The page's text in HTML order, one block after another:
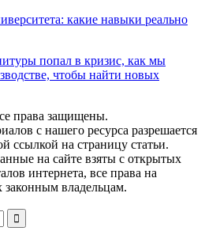
какие навыки реально
попал в кризис, как мы
чтобы найти новых
права защищены.
с нашего ресурса разрешается
ссылкой на страницу статьи.
на сайте взяты с открытых
интернета, все права на
законным владельцам.